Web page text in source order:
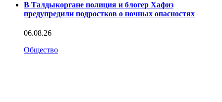
В Талдыкоргане полиция и блогер Хафиз
предупредили подростков о ночных опасностях
06.08.26
Общество